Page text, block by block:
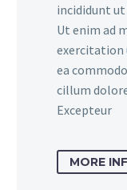
incididunt
Ut enim ad
exercitation
ea
cillum
Excepteur
MORE